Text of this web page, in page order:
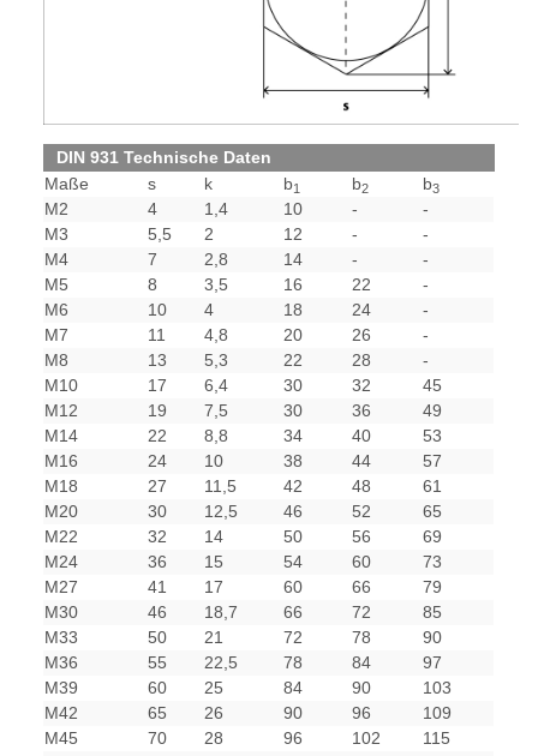
DIN 931 Technische Daten
Maße
s k b1 b2 b3
M2 4 1,4 10 -
-
M3
5,5 2 12 -
-
M4
7 2,8 14 -
-
M5
8 3,5 16 22
-
M6
10 4 18 24
-
M7
11 4,8 20 26
-
M8
13 5,3 22 28
-
M10
17 6,4 30 32
45
M12
19 7,5 30 36
49
M14
22 8,8 34 40
53
M16
24 10 38 44
57
M18
27 11,5 42 48
61
M20
30 12,5 46 52
65
M22
32 14 50 56
69
M24
36 15 54 60
73
M27
41 17 60 66
79
M30
46 18,7 66 72
85
M33
50 21 72 78
90
M36
55 22,5 78 84
97
M39
60 25 84 90
103
M42
65 26 90 96
109
M45
70 28 96 102
115